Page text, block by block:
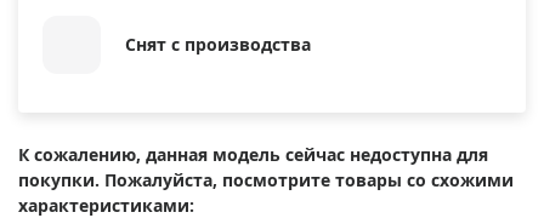
Снят с производства
К сожалению, данная модель сейчас недоступна для
покупки. Пожалуйста, посмотрите товары со схожими
характеристиками: